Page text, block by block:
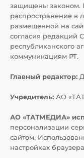
защищены законом.
распространение в
размещенной на
согласия редакций
республиканского
коммуникациям РТ.
Главный редактор:
Учредитель: АО
АО «ТАТМЕДИА»
персонализации
сайтом.
настройках